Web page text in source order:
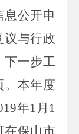
公开申
议与行政
下一步工
。本年度
年1 月 1
在保山市